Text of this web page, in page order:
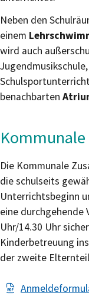
Neben den
einem
wird auch
benachbarten
Die Kommunale
die schulseits
Unterrichtsbeginn
eine durchgehende
Uhr/14.30 Uhr
Kinderbetreuung
der zweite